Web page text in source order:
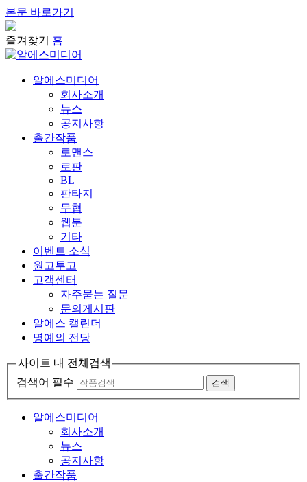
본문 바로가기
즐겨찾기 홈
알에스미디어
회사소개
뉴스
공지사항
출간작품
로맨스
로판
BL
판타지
무협
웹툰
기타
이벤트 소식
원고투고
고객센터
자주묻는 질문
문의게시판
알에스 캘린더
명예의 전당
사이트 내 전체검색
검색어 필수
검색
알에스미디어
회사소개
뉴스
공지사항
출간작품